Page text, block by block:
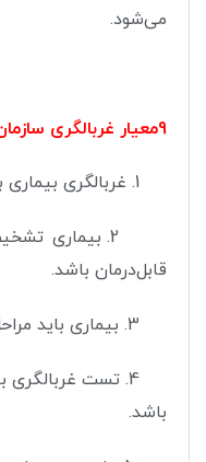
می‌شود.
9معیار غربالگری سازمان جهانی بهداشت
2. بیماری
قابل‌درمان باشد.
4. تست
باشد.